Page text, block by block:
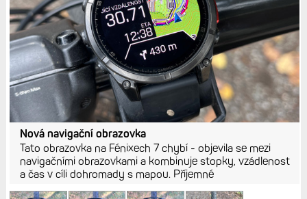
Nová navigační obrazovka
Tato obrazovka na Fénixech 7 chybí - objevila se mezi
navigačními obrazovkami a kombinuje stopky, vzádlenost
a čas v cíli dohromady s mapou. Příjemné